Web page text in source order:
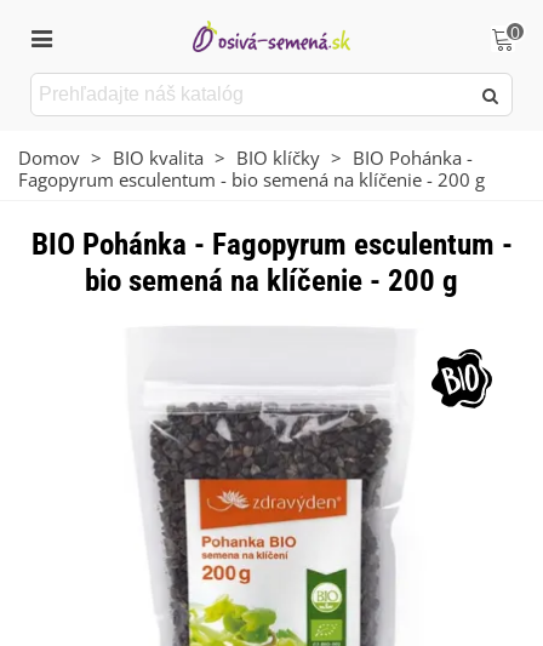
0
Domov > BIO kvalita > BIO klíčky > BIO Pohánka -
Fagopyrum esculentum - bio semená na klíčenie - 200 g
BIO Pohánka - Fagopyrum esculentum -
bio semená na klíčenie - 200 g